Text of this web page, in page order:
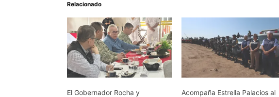
Relacionado
El Gobernador Rocha y
Acompaña Estrella Palacios al